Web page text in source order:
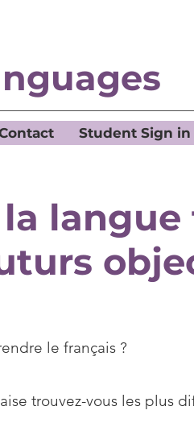
Student Sign in
le français ?
trouvez-vous les plus